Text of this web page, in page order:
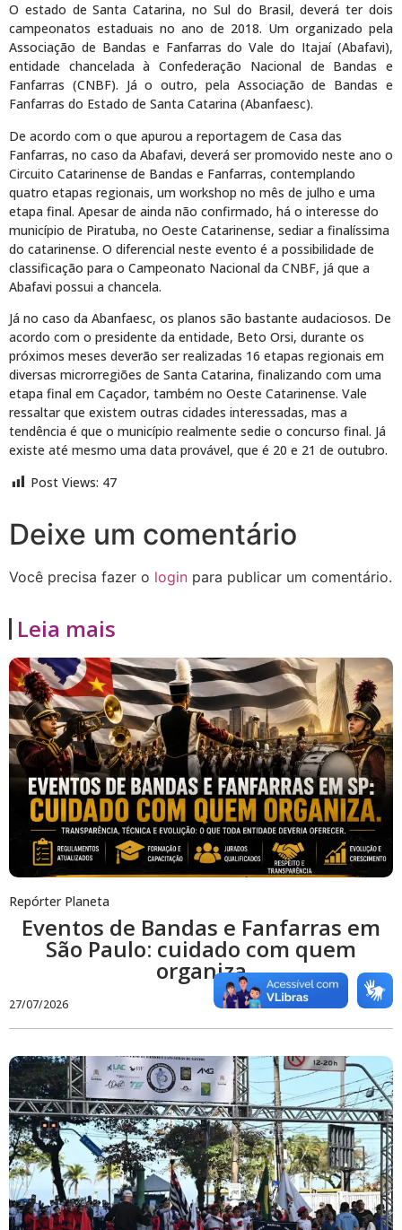
O estado de Santa Catarina, no Sul do Brasil, deverá ter dois
campeonatos estaduais no ano de 2018. Um organizado pela
Associação de Bandas e Fanfarras do Vale do Itajaí (Abafavi),
entidade chancelada à Confederação Nacional de Bandas e
Fanfarras (CNBF). Já o outro, pela Associação de Bandas e
Fanfarras do Estado de Santa Catarina (Abanfaesc).
De acordo com o que apurou a reportagem de Casa das
Fanfarras, no caso da Abafavi, deverá ser promovido neste ano o
Circuito Catarinense de Bandas e Fanfarras, contemplando
quatro etapas regionais, um workshop no mês de julho e uma
etapa final. Apesar de ainda não confirmado, há o interesse do
município de Piratuba, no Oeste Catarinense, sediar a finalíssima
do catarinense. O diferencial neste evento é a possibilidade de
classificação para o Campeonato Nacional da CNBF, já que a
Abafavi possui a chancela.
Já no caso da Abanfaesc, os planos são bastante audaciosos. De
acordo com o presidente da entidade, Beto Orsi, durante os
próximos meses deverão ser realizadas 16 etapas regionais em
diversas microrregiões de Santa Catarina, finalizando com uma
etapa final em Caçador, também no Oeste Catarinense. Vale
ressaltar que existem outras cidades interessadas, mas a
tendência é que o município realmente sedie o concurso final. Já
existe até mesmo uma data provável, que é 20 e 21 de outubro.
Post Views: 47
Deixe um comentário
Você precisa fazer o login para publicar um comentário.
Leia mais
Repórter Planeta
Eventos de Bandas e Fanfarras em
São Paulo: cuidado com quem
organiza
27/07/2026